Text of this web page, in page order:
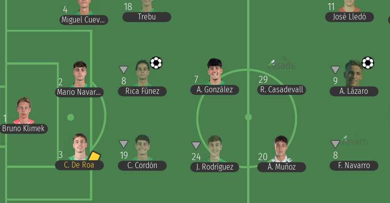
1
Bruno Klimek
2
Mario Navarro
3
C. De Roa
4
Miguel Cuevas
8
Rica Fúnez
19
C. Cordón
18
Trebu
7
A. González
24
J. Rodríguez
8
F. Navarro
9
A. Lázaro
11
José Lledó
20
Á. Muñoz
29
R. Casadevall